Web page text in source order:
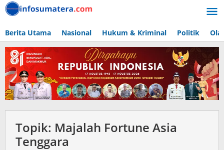
Lewati
ke
Berita Utama Nasional Hukum & Kriminal Politik
Topik: Majalah Fortune Asia
Tenggara